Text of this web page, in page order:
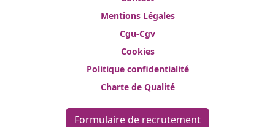
Mentions Légales
Cgu-Cgv
Cookies
Politique confidentialité
Charte de Qualité
Formulaire de recrutement